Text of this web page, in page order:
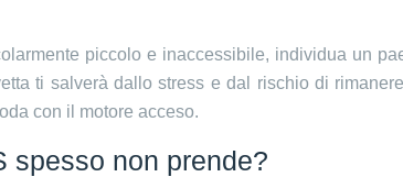
piccolo e inaccessibile, individua un
ti salverà dallo stress e dal rischio di
con il motore acceso.
spesso non prende?